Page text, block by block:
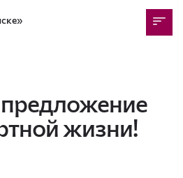
жизни!